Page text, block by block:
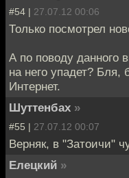
#54 | 27.07.12 00:06
Только посмотрел
А по поводу данного
на него упадет? Бля,
Интернет.
Шуттенбах »
#55 | 27.07.12 00:07
Верняк, в "Затоичи"
Елецкий »